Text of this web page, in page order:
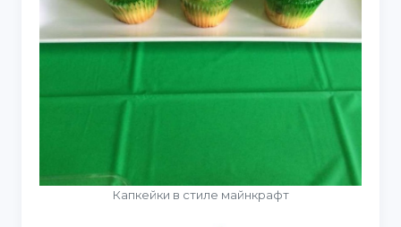
Капкейки в стиле майнкрафт